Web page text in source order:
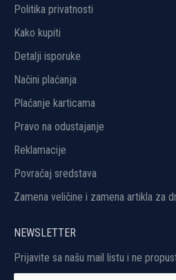
Politika privatnosti
Kako kupiti
Detalji isporuke
Načini plaćanja
Plaćanje karticama
Pravo na odustajanje
Reklamacije
Povraćaj sredstava
Zamena veličine i zamena artikla za
NEWSLETTER
Prijavite sa našu mail listu i ne